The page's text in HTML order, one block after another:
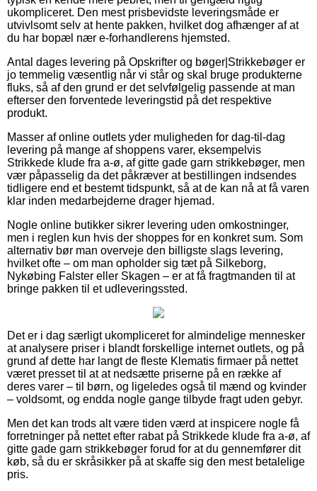
ukompliceret. Den mest prisbevidste leveringsmåde er
utvivlsomt selv at hente pakken, hvilket dog afhænger af at
du har bopæl nær e-forhandlerens hjemsted.
Antal dages levering på Opskrifter og bøger|Strikkebøger er
jo temmelig væsentlig når vi står og skal bruge produkterne
fluks, så af den grund er det selvfølgelig passende at man
efterser den forventede leveringstid på det respektive
produkt.
Masser af online outlets yder muligheden for dag-til-dag
levering på mange af shoppens varer, eksempelvis
Strikkede klude fra a-ø, af gitte gade garn strikkebøger, men
vær påpasselig da det påkræver at bestillingen indsendes
tidligere end et bestemt tidspunkt, så at de kan nå at få varen
klar inden medarbejderne drager hjemad.
Nogle online butikker sikrer levering uden omkostninger,
men i reglen kun hvis der shoppes for en konkret sum. Som
alternativ bør man overveje den billigste slags levering,
hvilket ofte – om man opholder sig tæt på Silkeborg,
Nykøbing Falster eller Skagen – er at få fragtmanden til at
bringe pakken til et udleveringssted.
Det er i dag særligt ukompliceret for almindelige mennesker
at analysere priser i blandt forskellige internet outlets, og på
grund af dette har langt de fleste Klematis firmaer på nettet
været presset til at at nedsætte priserne på en række af
deres varer – til børn, og ligeledes også til mænd og kvinder
– voldsomt, og endda nogle gange tilbyde fragt uden gebyr.
Men det kan trods alt være tiden værd at inspicere nogle få
forretninger på nettet efter rabat på Strikkede klude fra a-ø, af
gitte gade garn strikkebøger forud for at du gennemfører dit
køb, så du er skråsikker på at skaffe sig den mest betalelige
pris.